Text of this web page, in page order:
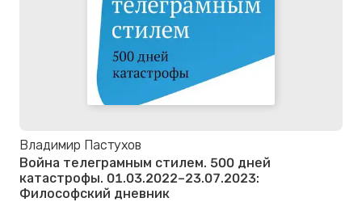
Владимир Пастухов
Война телеграмным стилем. 500 дней
катастрофы. 01.03.2022–23.07.2023:
Философский дневник